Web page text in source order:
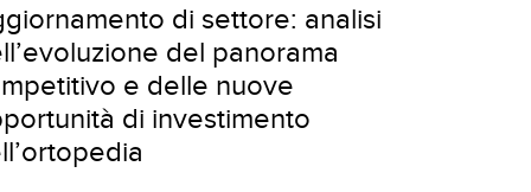
di settore: analisi
del panorama
e delle nuove
di investimento